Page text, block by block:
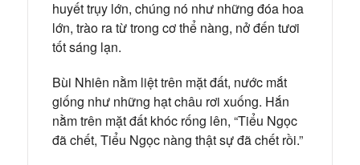
huyết trụy lớn, chúng nó như những đóa hoa
lớn, trào ra từ trong cơ thể nàng, nở đến tươi
tốt sáng lạn.
Bùi Nhiên nằm liệt trên mặt đất, nước mắt
giống như những hạt châu rơi xuống. Hắn
nằm trên mặt đất khóc rống lên, “Tiểu Ngọc
đã chết, Tiểu Ngọc nàng thật sự đã chết rồi.”